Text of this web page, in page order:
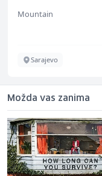
Mountain
Sarajevo
Možda vas zanima